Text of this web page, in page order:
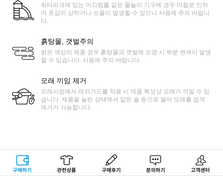
구매하기 관련상품 상품후기 문의하기 고객센터
워터파크에 있는 미끄럼틀 같은 물놀이 기구에 경우 마찰로 인하
여 옷감이 상하거나 보풀이 발생할 수 있으니 사용에 주의 바랍니
다.
흙탕물, 갯벌주의
밝은 색상의 제품 경우 흙탕물과 갯벌에 오염 시 부분 변색이 발생
할 수 있습니다. 사용에 주의 바랍니다.
모래 끼임 제거
모래사장에서 래쉬가드를 착용 시 제품 특성상 모래가 끼일 수 있
습니다. 제품을 늘린 상태에서 얇은 솔 등으로 쓸어 모래를 쉽게
제거가 가능합니다.